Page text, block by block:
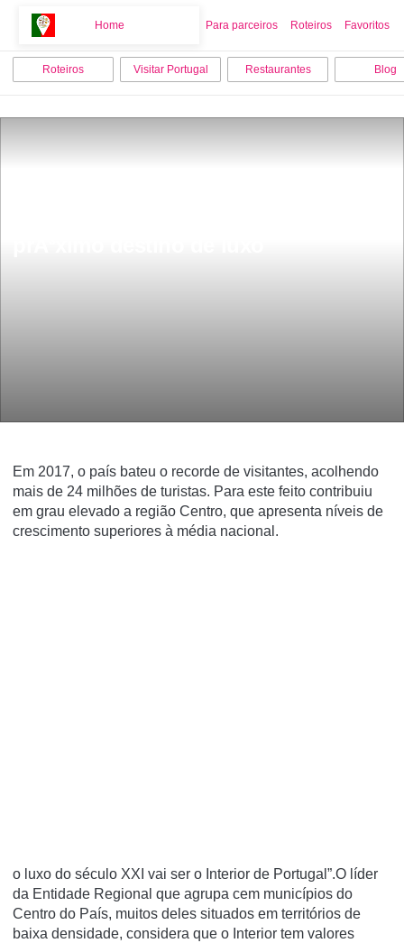
Home Para parceiros Roteiros Favoritos
Home
Roteiros Visitar Portugal Restaurantes Blog
Em 2017, o país bateu o recorde de visitantes, acolhendo
mais de 24 milhões de turistas. Para este feito contribuiu
em grau elevado a região Centro, que apresenta níveis de
crescimento superiores à média nacional.
o luxo do século XXI vai ser o Interior de Portugal”.O líder
da Entidade Regional que agrupa cem municípios do
Centro do País, muitos deles situados em territórios de
baixa densidade, considera que o Interior tem valores